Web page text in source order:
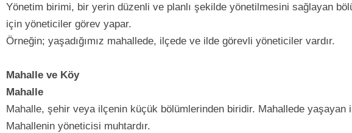
Yönetim birimi, bir yerin düzenli ve planlı şekilde yönetilmesini sağlayan
için yöneticiler görev yapar.
Örneğin; yaşadığımız mahallede, ilçede ve ilde görevli yöneticiler vardır.
Mahalle ve Köy
Mahalle
Mahalle, şehir veya ilçenin küçük bölümlerinden biridir. Mahallede yaşayan
Mahallenin yöneticisi muhtardır.